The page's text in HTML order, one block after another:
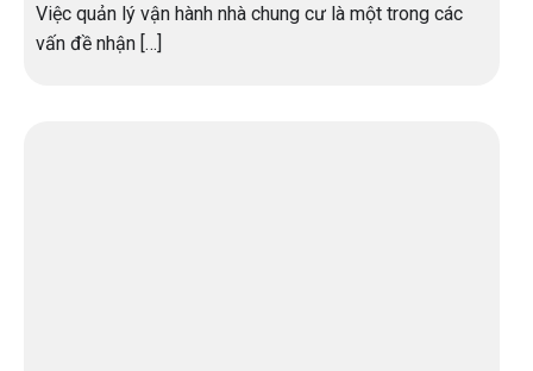
Việc quản lý vận hành nhà chung cư là một trong các
vấn đề nhận […]